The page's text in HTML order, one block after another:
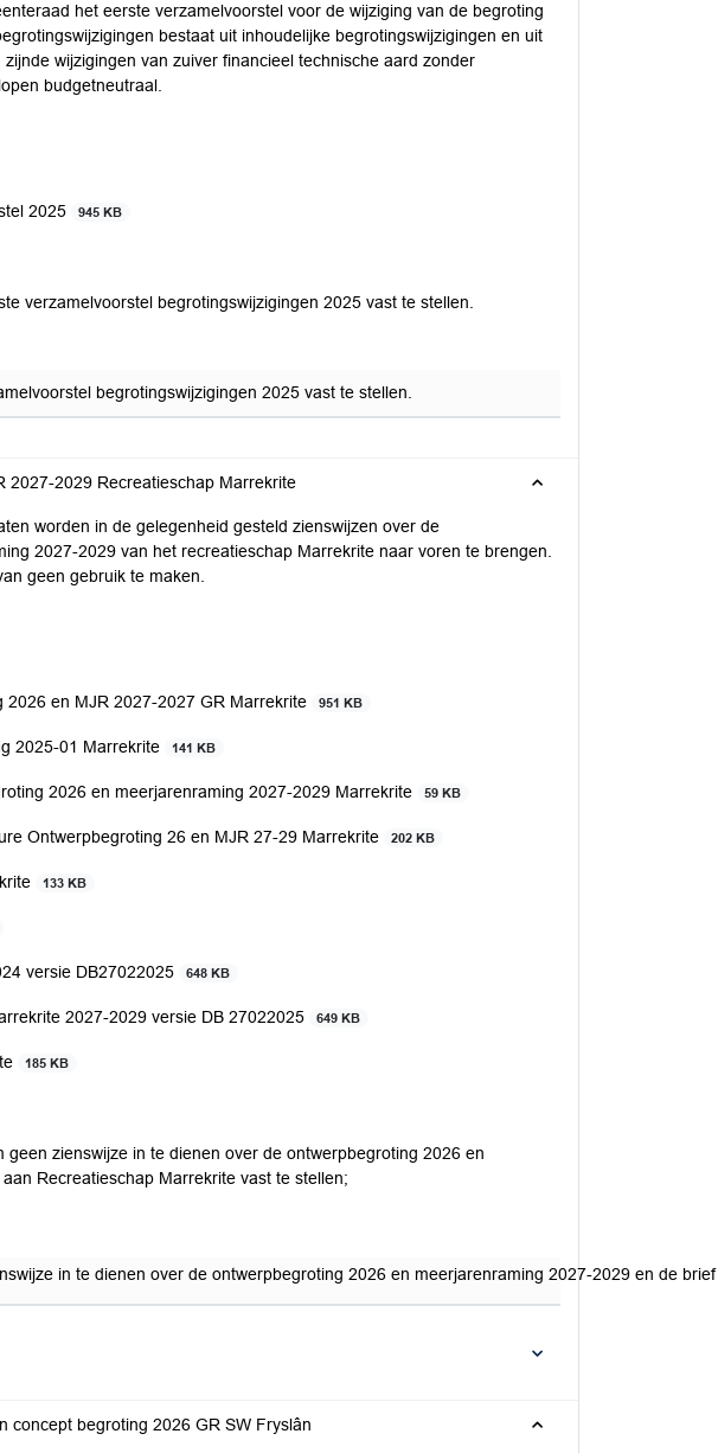
het eerste verzamelvoorstel voor de wijziging van de begroting
bestaat uit inhoudelijke begrotingswijzigingen en uit
wijzigingen van zuiver financieel technische aard zonder
budgetneutraal.
2025 945 KB
verzamelvoorstel begrotingswijzigingen 2025 vast te stellen.
begrotingswijzigingen 2025 vast te stellen.
2027-2029 Recreatieschap Marrekrite
worden in de gelegenheid gesteld zienswijzen over de
2027-2029 van het recreatieschap Marrekrite naar voren te brengen.
geen gebruik te maken.
2026 en MJR 2027-2027 GR Marrekrite 951 KB
2025-01 Marrekrite 141 KB
2026 en meerjarenraming 2027-2029 Marrekrite 59 KB
Ontwerpbegroting 26 en MJR 27-29 Marrekrite 202 KB
133 KB
versie DB27022025 648 KB
2027-2029 versie DB 27022025 649 KB
185 KB
zienswijze in te dienen over de ontwerpbegroting 2026 en
Recreatieschap Marrekrite vast te stellen;
in te dienen over de ontwerpbegroting 2026 en meerjarenraming 2027-2029 en de
concept begroting 2026 GR SW Fryslân